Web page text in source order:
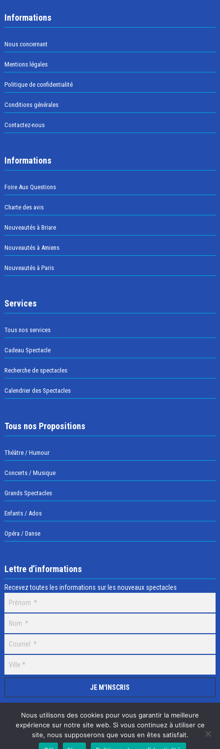
Informations
Nous concernant
Mentions légales
Politique de confidentialité
Conditions générales
Contactez-nous
Informations
Foire Aux Questions
Charte des avis
Nouveautés à Briare
Nouveautés à Amiens
Nouveautés à Paris
Services
Tous nos services
Cadeau Spectacle
Recherche de spectacles
Calendrier des Spectacles
Tous nos Propositions
Théâtre / Humour
Concerts / Musique
Grands Spectacles
Enfants / Ados
Opéra / Danse
Lettre d’informations
Recevez toutes les informations sur les nouveaux spectacles
Selectick © 2020 Tous droits réservés, RéalisationAdamaco
Nous utilisons des cookies pour vous garantir la meilleure
expérience sur notre site web. Si vous continuez à utiliser ce
site, nous supposerons que vous en êtes satisfait.